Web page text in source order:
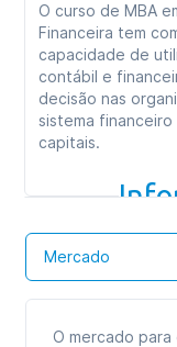
Gestão
Carga horária
Tipo de curso:
Formato das
O curso de MBA
Financeira tem
capacidade de
contábil e
decisão nas
sistema
capitais.
Mercado
O mercado